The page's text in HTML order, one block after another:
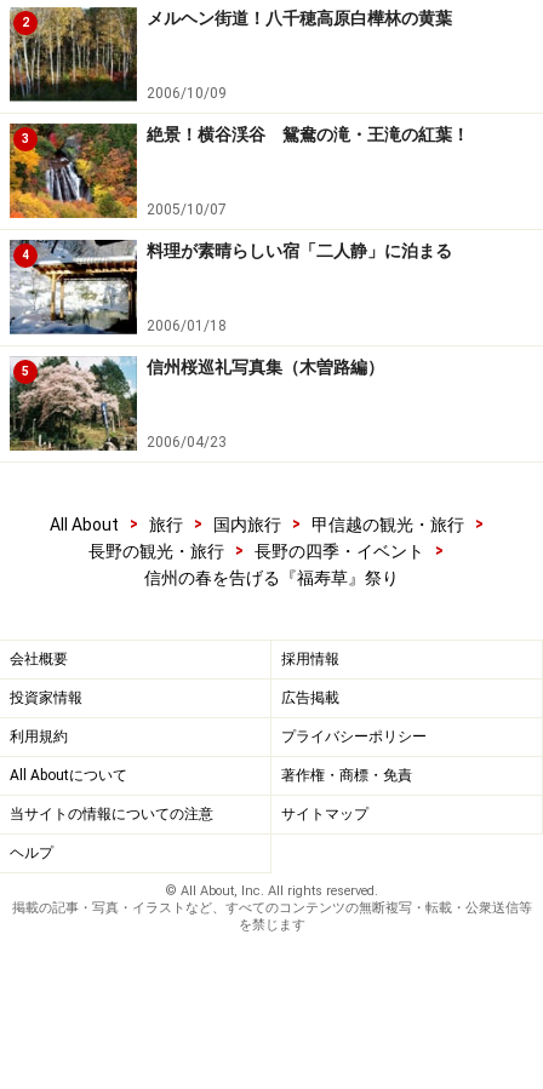
2 メルヘン街道！八千穂高原白樺林の黄葉
2006/10/09
3 絶景！横谷渓谷 鴛鴦の滝・王滝の紅葉！
2005/10/07
4 料理が素晴らしい宿「二人静」に泊まる
2006/01/18
5 信州桜巡礼写真集（木曽路編）
2006/04/23
All About > 旅行 > 国内旅行 > 甲信越の観光・旅行
>
長野の観光・旅行
> 長野の四季・イベント
>
信州の春を告げる『福寿草』祭り
会社概要 採用情報
投資家情報 広告掲載
利用規約 プライバシーポリシー
All Aboutについて 著作権・商標・免責
当サイトの情報についての注意 サイトマップ
ヘルプ
© All About, Inc. All rights reserved.
掲載の記事・写真・イラストなど、すべてのコンテンツの無断複写・転載・公衆送信等
を禁じます